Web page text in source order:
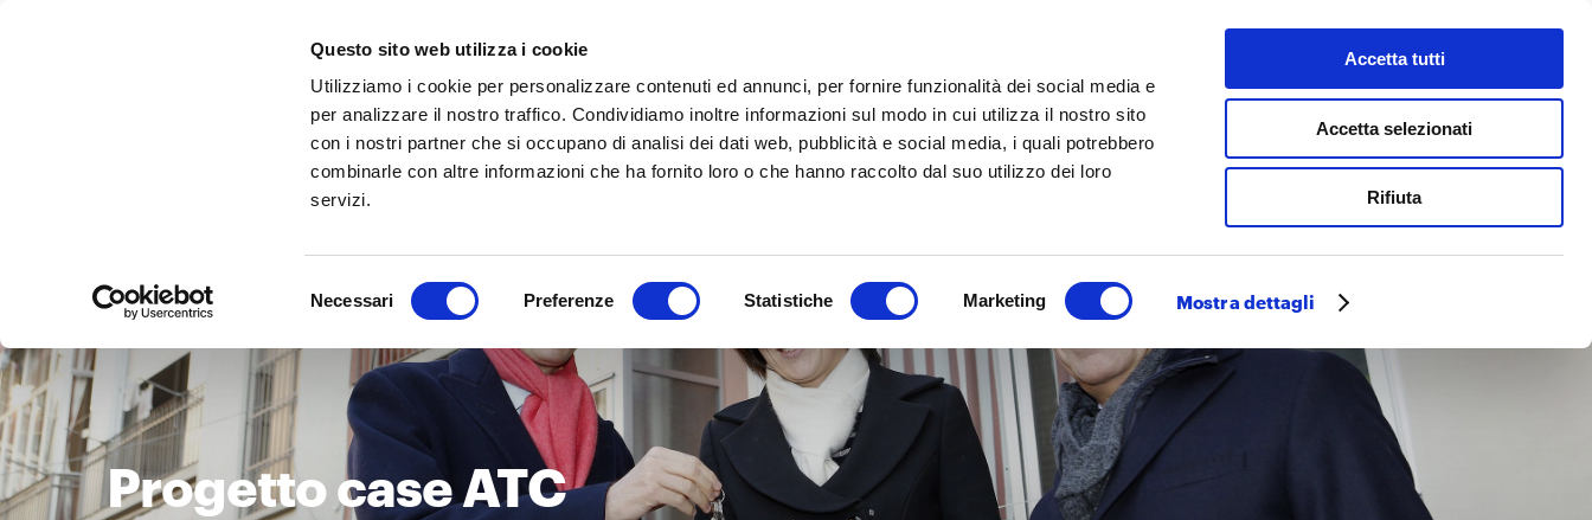
Questo sito web utilizza i cookie
Utilizziamo i cookie per personalizzare contenuti ed annunci, per fornire funzionalità dei social media e
per analizzare il nostro traffico. Condividiamo inoltre informazioni sul modo in cui utilizza il nostro sito
con i nostri partner che si occupano di analisi dei dati web, pubblicità e social media, i quali potrebbero
combinarle con altre informazioni che ha fornito loro o che hanno raccolto dal suo utilizzo dei loro
servizi.
Necessari Preferenze Statistiche Marketing Mostra dettagli
Accetta tutti
Accetta selezionati
Rifiuta
Progetto case ATC